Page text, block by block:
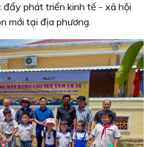
đẩy phát triển kinh tế - xã hội
mới tại địa phương.